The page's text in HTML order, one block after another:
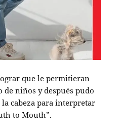
que le permitieran
niños y después pudo
cabeza para interpretar
to Mouth”.